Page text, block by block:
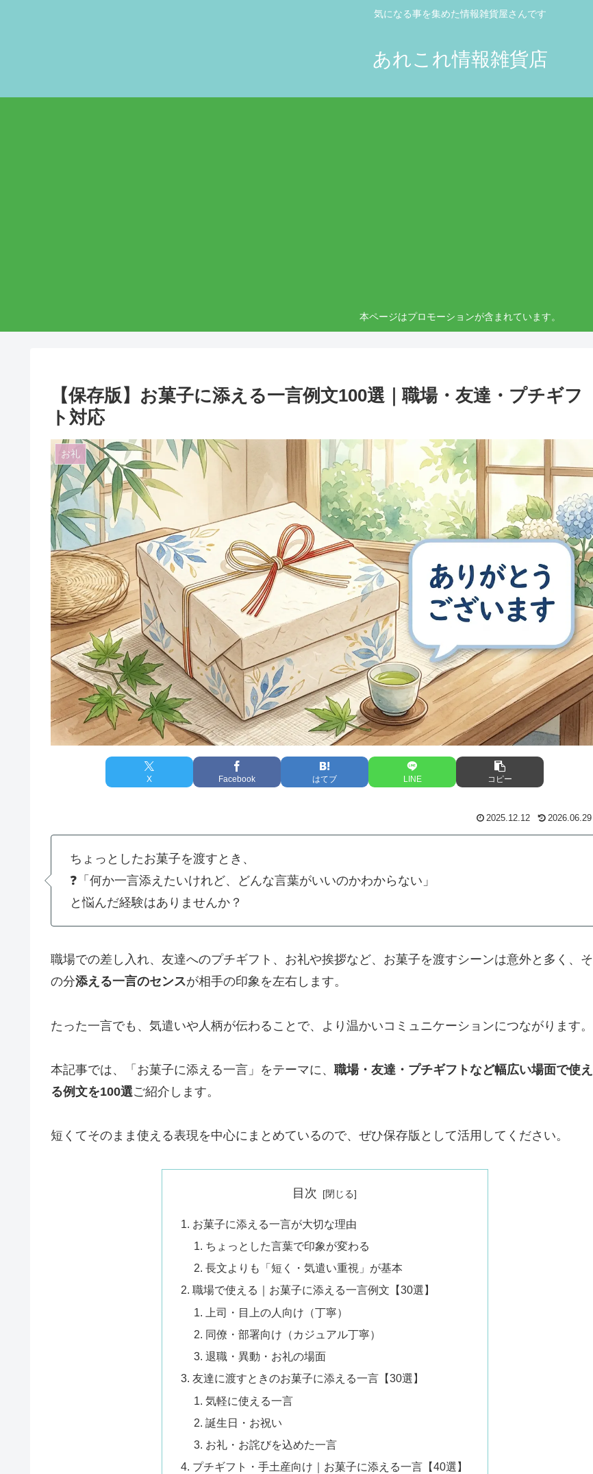
気になる事を集めた情報雑貨屋さんです
あれこれ情報雑貨店
本ページはプロモーションが含まれています。
【保存版】お菓子に添える一言例文100選｜職場・友達・プチギフ
ト対応
お礼
X Facebook はてブ LINE コピー
2025.12.12 2026.06.29
ちょっとしたお菓子を渡すとき、
❓「何か一言添えたいけれど、どんな言葉がいいのかわからない」
と悩んだ経験はありませんか？
職場での差し入れ、友達へのプチギフト、お礼や挨拶など、お菓子を渡すシーンは意外と多く、そ
の分添える一言のセンスが相手の印象を左右します。
たった一言でも、気遣いや人柄が伝わることで、より温かいコミュニケーションにつながります。
本記事では、「お菓子に添える一言」をテーマに、 職場・友達・プチギフトなど幅広い場面で使え
る例文を100選ご紹介します。
短くてそのまま使える表現を中心にまとめているので、ぜひ保存版として活用してください。
目次
お菓子に添える一言が大切な理由
ちょっとした言葉で印象が変わる
長文よりも「短く・気遣い重視」が基本
職場で使える｜お菓子に添える一言例文【30選】
上司・目上の人向け（丁寧）
同僚・部署向け（カジュアル丁寧）
退職・異動・お礼の場面
友達に渡すときのお菓子に添える一言【30選】
気軽に使える一言
誕生日・お祝い
お礼・お詫びを込めた一言
プチギフト・手土産向け｜お菓子に添える一言【40選】